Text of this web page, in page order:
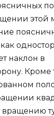
наклон в
Кроме
вращению